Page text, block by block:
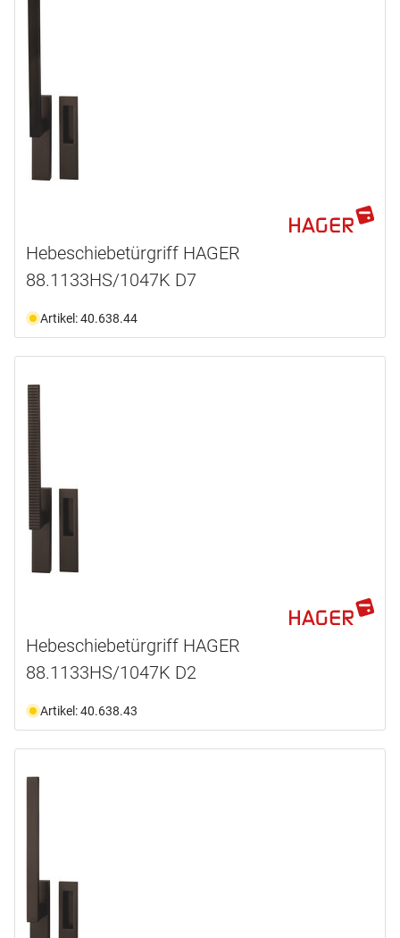
Hebeschiebetürgriff HAGER
88.1133HS/1047K D7
Artikel: 40.638.44
Hebeschiebetürgriff HAGER
88.1133HS/1047K D2
Artikel: 40.638.43